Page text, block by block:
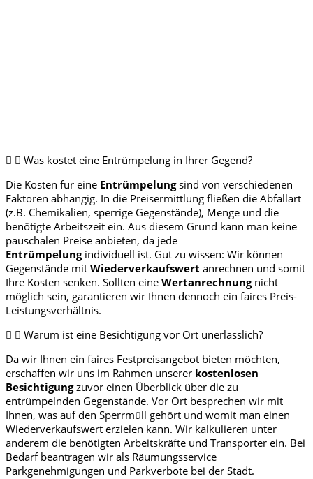
Was kostet eine Entrümpelung in Ihrer Gegend?
Die Kosten für eine Entrümpelungsind von verschiedenen
Faktoren abhängig. In die Preisermittlung fließen die Abfallart
(z.B. Chemikalien, sperrige Gegenstände), Menge und die
benötigte Arbeitszeit ein. Aus diesem Grund kann man keine
pauschalen Preise anbieten, da jede
Entrümpelungindividuell ist. Gut zu wissen: Wir können
Gegenstände mit Wiederverkaufswert anrechnen und somit
Ihre Kosten senken. Sollten eine Wertanrechnungnicht
möglich sein, garantieren wir Ihnen dennoch ein faires Preis-
Leistungsverhältnis.
Warum ist eine Besichtigung vor Ort unerlässlich?
Da wir Ihnen ein faires Festpreisangebot bieten möchten,
erschaffen wir uns im Rahmen unserer kostenlosen
Besichtigungzuvor einen Überblick über die zu
entrümpelnden Gegenstände. Vor Ort besprechen wir mit
Ihnen, was auf den Sperrmüll gehört und womit man einen
Wiederverkaufswert erzielen kann. Wir kalkulieren unter
anderem die benötigten Arbeitskräfte und Transporter ein. Bei
Bedarf beantragen wir als Räumungsservice
Parkgenehmigungen und Parkverbote bei der Stadt.